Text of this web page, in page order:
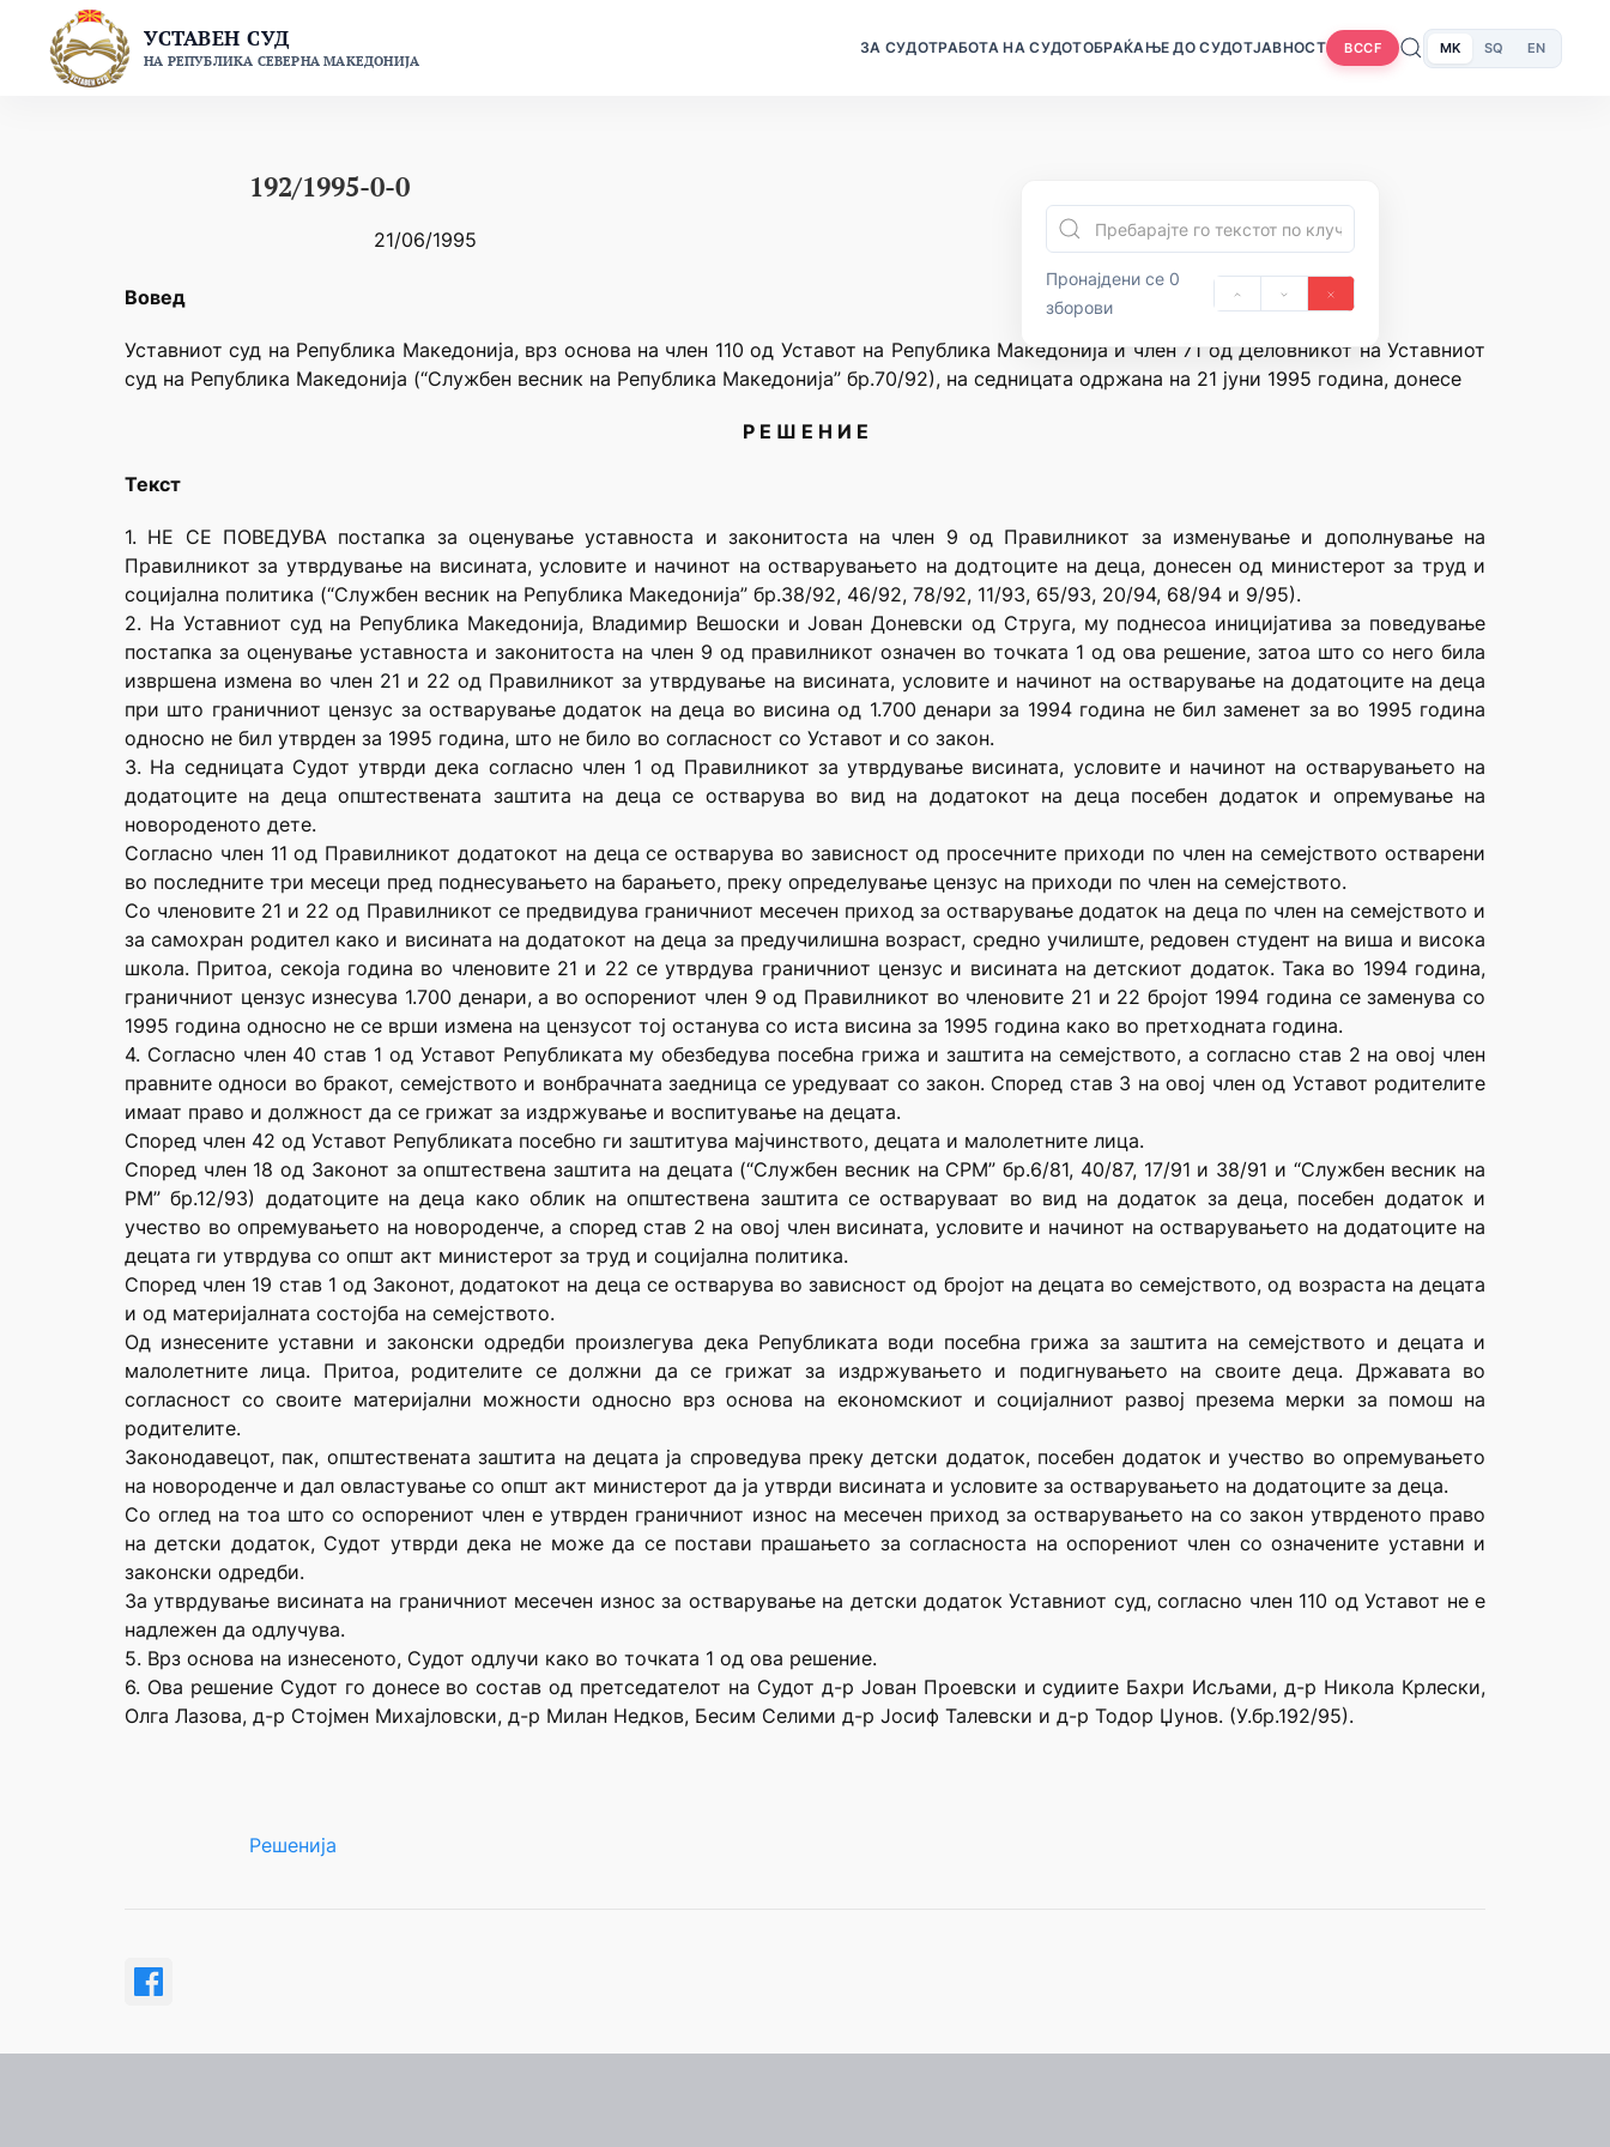
content
УСТАВЕН СУД
НА РЕПУБЛИКА СЕВЕРНА МАКЕДОНИЈА
ЗА СУДОТРАБОТА НА СУДОТОБРАЌАЊЕ ДО СУДОТЈАВНОСТ BCCF MK SQ EN
192/1995-0-0
21/06/1995
Пронајдени се 0
зборови
Вовед
Уставниот суд на Република Македонија, врз основа на член 110 од Уставот на Република Македонија и член 71 од Деловникот на Уставниот
суд на Република Македонија (“Службен весник на Република Македонија” бр.70/92), на седницата одржана на 21 јуни 1995 година, донесе
Р Е Ш Е Н И Е
Текст
1. НЕ СЕ ПОВЕДУВА постапка за оценување уставноста и законитоста на член 9 од Правилникот за изменување и дополнување на
Правилникот за утврдување на висината, условите и начинот на остварувањето на додтоците на деца, донесен од министерот за труд и
социјална политика (“Службен весник на Република Македонија” бр.38/92, 46/92, 78/92, 11/93, 65/93, 20/94, 68/94 и 9/95).
2. На Уставниот суд на Република Македонија, Владимир Вешоски и Јован Доневски од Струга, му поднесоа иницијатива за поведување
постапка за оценување уставноста и законитоста на член 9 од правилникот означен во точката 1 од ова решение, затоа што со него била
извршена измена во член 21 и 22 од Правилникот за утврдување на висината, условите и начинот на остварување на додатоците на деца
при што граничниот цензус за остварување додаток на деца во висина од 1.700 денари за 1994 година не бил заменет за во 1995 година
односно не бил утврден за 1995 година, што не било во согласност со Уставот и со закон.
3. На седницата Судот утврди дека согласно член 1 од Правилникот за утврдување висината, условите и начинот на остварувањето на
додатоците на деца општествената заштита на деца се остварува во вид на додатокот на деца посебен додаток и опремување на
новороденото дете.
Согласно член 11 од Правилникот додатокот на деца се остварува во зависност од просечните приходи по член на семејството остварени
во последните три месеци пред поднесувањето на барањето, преку определување цензус на приходи по член на семејството.
Со членовите 21 и 22 од Правилникот се предвидува граничниот месечен приход за остварување додаток на деца по член на семејството и
за самохран родител како и висината на додатокот на деца за предучилишна возраст, средно училиште, редовен студент на виша и висока
школа. Притоа, секоја година во членовите 21 и 22 се утврдува граничниот цензус и висината на детскиот додаток. Така во 1994 година,
граничниот цензус изнесува 1.700 денари, а во оспорениот член 9 од Правилникот во членовите 21 и 22 бројот 1994 година се заменува со
1995 година односно не се врши измена на цензусот тој останува со иста висина за 1995 година како во претходната година.
4. Согласно член 40 став 1 од Уставот Републиката му обезбедува посебна грижа и заштита на семејството, а согласно став 2 на овој член
правните односи во бракот, семејството и вонбрачната заедница се уредуваат со закон. Според став 3 на овој член од Уставот родителите
имаат право и должност да се грижат за издржување и воспитување на децата.
Според член 42 од Уставот Републиката посебно ги заштитува мајчинството, децата и малолетните лица.
Според член 18 од Законот за општествена заштита на децата (“Службен весник на СРМ” бр.6/81, 40/87, 17/91 и 38/91 и “Службен весник на
РМ” бр.12/93) додатоците на деца како облик на општествена заштита се остваруваат во вид на додаток за деца, посебен додаток и
учество во опремувањето на новороденче, а според став 2 на овој член висината, условите и начинот на остварувањето на додатоците на
децата ги утврдува со општ акт министерот за труд и социјална политика.
Според член 19 став 1 од Законот, додатокот на деца се остварува во зависност од бројот на децата во семејството, од возраста на децата
и од материјалната состојба на семејството.
Од изнесените уставни и законски одредби произлегува дека Републиката води посебна грижа за заштита на семејството и децата и
малолетните лица. Притоа, родителите се должни да се грижат за издржувањето и подигнувањето на своите деца. Државата во
согласност со своите материјални можности односно врз основа на економскиот и социјалниот развој презема мерки за помош на
родителите.
Законодавецот, пак, општествената заштита на децата ја спроведува преку детски додаток, посебен додаток и учество во опремувањето
на новороденче и дал овластување со општ акт министерот да ја утврди висината и условите за остварувањето на додатоците за деца.
Со оглед на тоа што со оспорениот член е утврден граничниот износ на месечен приход за остварувањето на со закон утврденото право
на детски додаток, Судот утврди дека не може да се постави прашањето за согласноста на оспорениот член со означените уставни и
законски одредби.
За утврдување висината на граничниот месечен износ за остварување на детски додаток Уставниот суд, согласно член 110 од Уставот не е
надлежен да одлучува.
5. Врз основа на изнесеното, Судот одлучи како во точката 1 од ова решение.
6. Ова решение Судот го донесе во состав од претседателот на Судот д-р Јован Проевски и судиите Бахри Исљами, д-р Никола Крлески,
Олга Лазова, д-р Стојмен Михајловски, д-р Милан Недков, Бесим Селими д-р Јосиф Талевски и д-р Тодор Џунов. (У.бр.192/95).
Решенија